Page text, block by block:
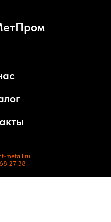
metall.ru
27 38